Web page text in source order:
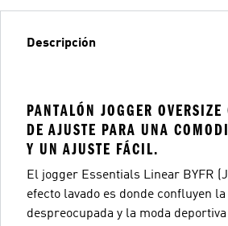
Descripción
PANTALÓN JOGGER OVERSIZE
DE AJUSTE PARA UNA
Y UN AJUSTE FÁCIL.
El jogger Essentials Linear BYFR
efecto lavado es donde confluyen la
despreocupada y la moda